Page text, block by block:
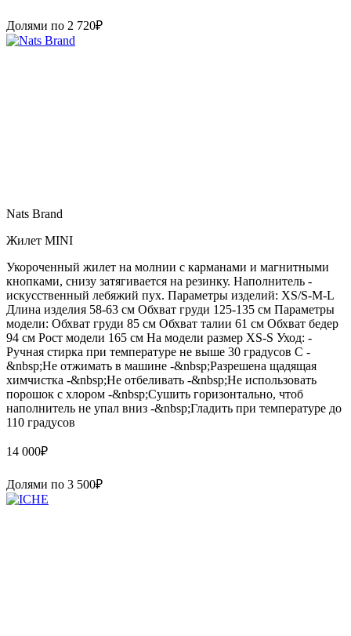
Долями по 2 720₽
Nats Brand
Жилет MINI
Укороченный жилет на молнии с карманами и магнитными
кнопками, cнизу затягивается на резинку. Наполнитель -
искусственный лебяжий пух. Параметры изделий: XS/S-M-L
Длина изделия 58-63 см Обхват груди 125-135 см Параметры
модели: Обхват груди 85 см Обхват талии 61 см Обхват бедер
94 см Рост модели 165 см На модели размер XS-S Уход: -
Ручная стирка при температуре не выше 30 градусов С -
&nbsp;Не отжимать в машине -&nbsp;Разрешена щадящая
химчистка -&nbsp;Не отбеливать -&nbsp;Не использовать
порошок с хлором -&nbsp;Сушить горизонтально, чтоб
наполнитель не упал вниз -&nbsp;Гладить при температуре до
110 градусов
14 000₽
Долями по 3 500₽